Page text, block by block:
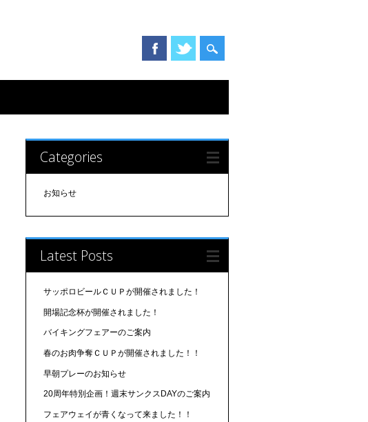
Categories
お知らせ
Latest Posts
サッポロビールＣＵＰが開催されました！
開場記念杯が開催されました！
バイキングフェアーのご案内
春のお肉争奪ＣＵＰが開催されました！！
早朝プレーのお知らせ
20周年特別企画！週末サンクスDAYのご案内
フェアウェイが青くなって来ました！！